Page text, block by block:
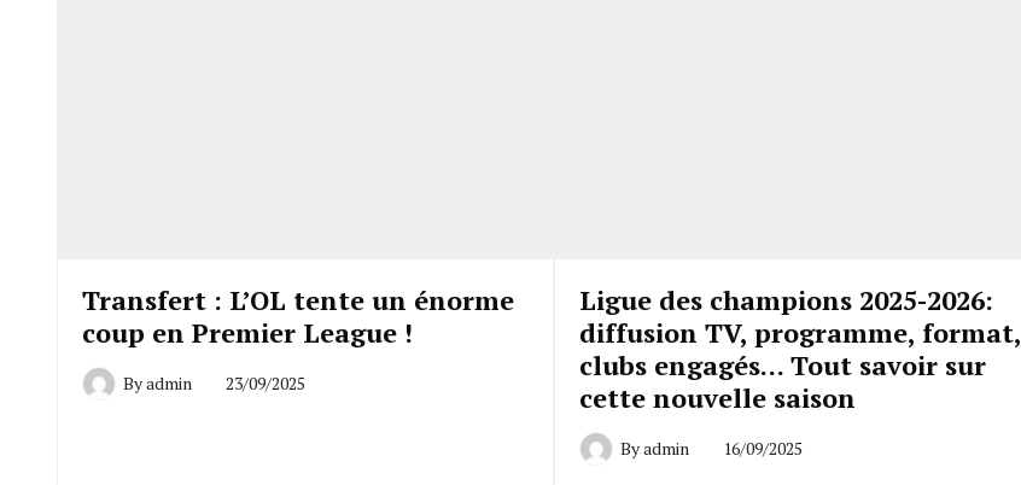
Transfert : L’OL tente un énorme
coup en Premier League !
Byadmin 23/09/2025
Ligue des champions 2025-2026:
diffusion TV, programme, format,
clubs engagés… Tout savoir sur
cette nouvelle saison
Byadmin 16/09/2025